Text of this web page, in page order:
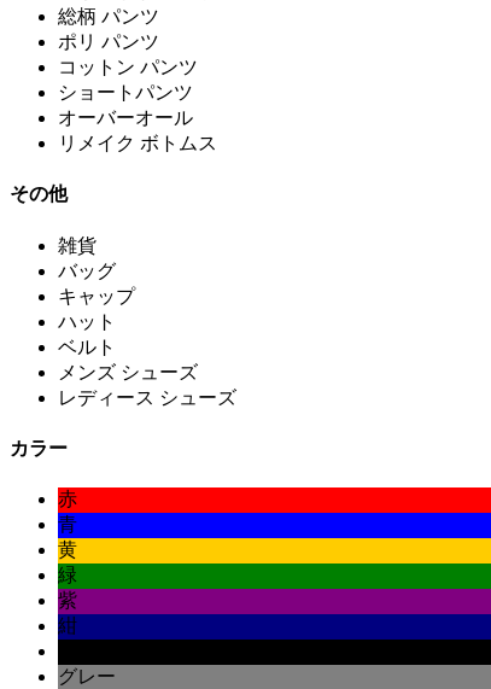
総柄 パンツ
ポリ パンツ
コットン パンツ
ショートパンツ
オーバーオール
リメイク ボトムス
その他
雑貨
バッグ
キャップ
ハット
ベルト
メンズ シューズ
レディース シューズ
カラー
赤
青
黄
緑
紫
紺
グレー